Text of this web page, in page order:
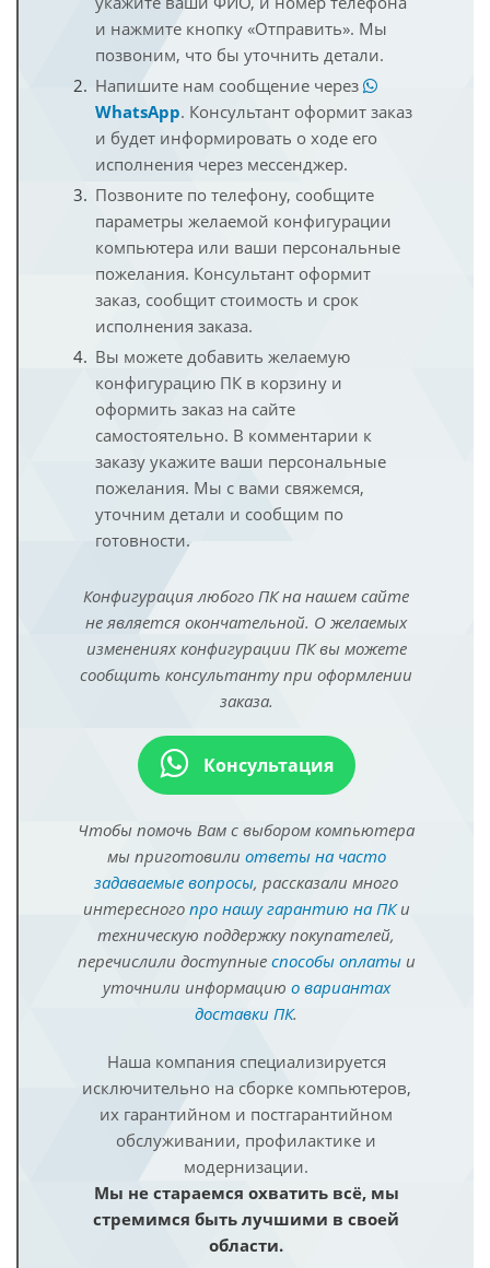
и нажмите кнопку «Отправить». Мы
позвоним, что бы уточнить детали.
Напишите нам сообщение через
WhatsApp. Консультант оформит заказ
и будет информировать о ходе его
исполнения через мессенджер.
Позвоните по телефону, сообщите
параметры желаемой конфигурации
компьютера или ваши персональные
пожелания. Консультант оформит
заказ, сообщит стоимость и срок
исполнения заказа.
Вы можете добавить желаемую
конфигурацию ПК в корзину и
оформить заказ на сайте
самостоятельно. В комментарии к
заказу укажите ваши персональные
пожелания. Мы с вами свяжемся,
уточним детали и сообщим по
готовности.
Конфигурация любого ПК на нашем сайте
не является окончательной. О желаемых
изменениях конфигурации ПК вы можете
сообщить консультанту при оформлении
заказа.
Консультация
Чтобы помочь Вам с выбором компьютера
мы приготовили ответы на часто
задаваемые вопросы, рассказали много
интересного про нашу гарантию на ПКи
техническую поддержку покупателей,
перечислили доступные способы оплатыи
уточнили информацию о вариантах
доставки ПК.
Наша компания специализируется
исключительно на сборке компьютеров,
их гарантийном и постгарантийном
обслуживании, профилактике и
модернизации.
Мы не стараемся охватить всё, мы
стремимся быть лучшими в своей
области.